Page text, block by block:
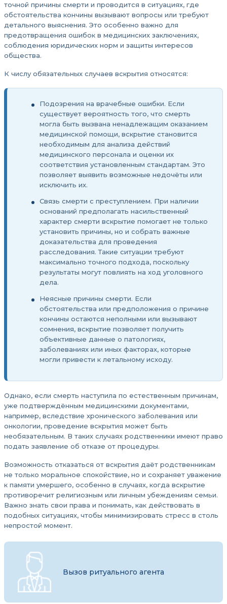
точной причины смерти и проводится в ситуациях, где
обстоятельства кончины вызывают вопросы или требуют
детального выяснения. Это особенно важно для
предотвращения ошибок в медицинских заключениях,
соблюдения юридических норм и защиты интересов
общества.
К числу обязательных случаев вскрытия относятся:
Подозрения на врачебные ошибки. Если
существует вероятность того, что смерть
могла быть вызвана ненадлежащим оказанием
медицинской помощи, вскрытие становится
необходимым для анализа действий
медицинского персонала и оценки их
соответствия установленным стандартам. Это
позволяет выявить возможные недочёты или
исключить их.
Связь смерти с преступлением. При наличии
оснований предполагать насильственный
характер смерти вскрытие помогает не только
установить причины, но и собрать важные
доказательства для проведения
расследования. Такие ситуации требуют
максимально точного подхода, поскольку
результаты могут повлиять на ход уголовного
дела.
Неясные причины смерти. Если
обстоятельства или предположения о причине
кончины остаются неполными или вызывают
сомнения, вскрытие позволяет получить
объективные данные о патологиях,
заболеваниях или иных факторах, которые
могли привести к летальному исходу.
Однако, если смерть наступила по естественным причинам,
уже подтверждённым медицинскими документами,
например, вследствие хронического заболевания или
онкологии, проведение вскрытия может быть
необязательным. В таких случаях родственники имеют право
подать заявление об отказе от процедуры.
Возможность отказаться от вскрытия даёт родственникам
не только моральное спокойствие, но и сохраняет уважение
к памяти умершего, особенно в случаях, когда вскрытие
противоречит религиозным или личным убеждениям семьи.
Важно знать свои права и понимать, как действовать в
подобных ситуациях, чтобы минимизировать стресс в столь
непростой момент.
Вызов ритуального агента